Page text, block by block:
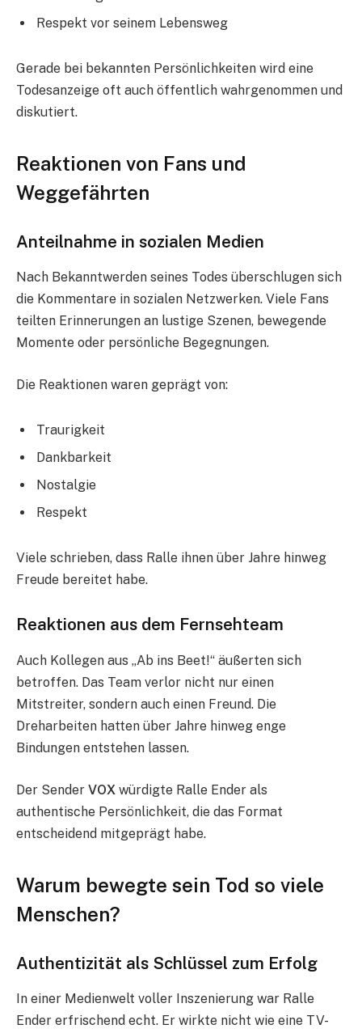
Respekt vor seinem Lebensweg
Gerade bei bekannten Persönlichkeiten wird eine
Todesanzeige oft auch öffentlich wahrgenommen und
diskutiert.
Reaktionen von Fans und
Weggefährten
Anteilnahme in sozialen Medien
Nach Bekanntwerden seines Todes überschlugen sich
die Kommentare in sozialen Netzwerken. Viele Fans
teilten Erinnerungen an lustige Szenen, bewegende
Momente oder persönliche Begegnungen.
Die Reaktionen waren geprägt von:
Traurigkeit
Dankbarkeit
Nostalgie
Respekt
Viele schrieben, dass Ralle ihnen über Jahre hinweg
Freude bereitet habe.
Reaktionen aus dem Fernsehteam
Auch Kollegen aus „Ab ins Beet!“ äußerten sich
betroffen. Das Team verlor nicht nur einen
Mitstreiter, sondern auch einen Freund. Die
Dreharbeiten hatten über Jahre hinweg enge
Bindungen entstehen lassen.
Der Sender VOX würdigte Ralle Ender als
authentische Persönlichkeit, die das Format
entscheidend mitgeprägt habe.
Warum bewegte sein Tod so viele
Menschen?
Authentizität als Schlüssel zum Erfolg
In einer Medienwelt voller Inszenierung war Ralle
Ender erfrischend echt. Er wirkte nicht wie eine TV-